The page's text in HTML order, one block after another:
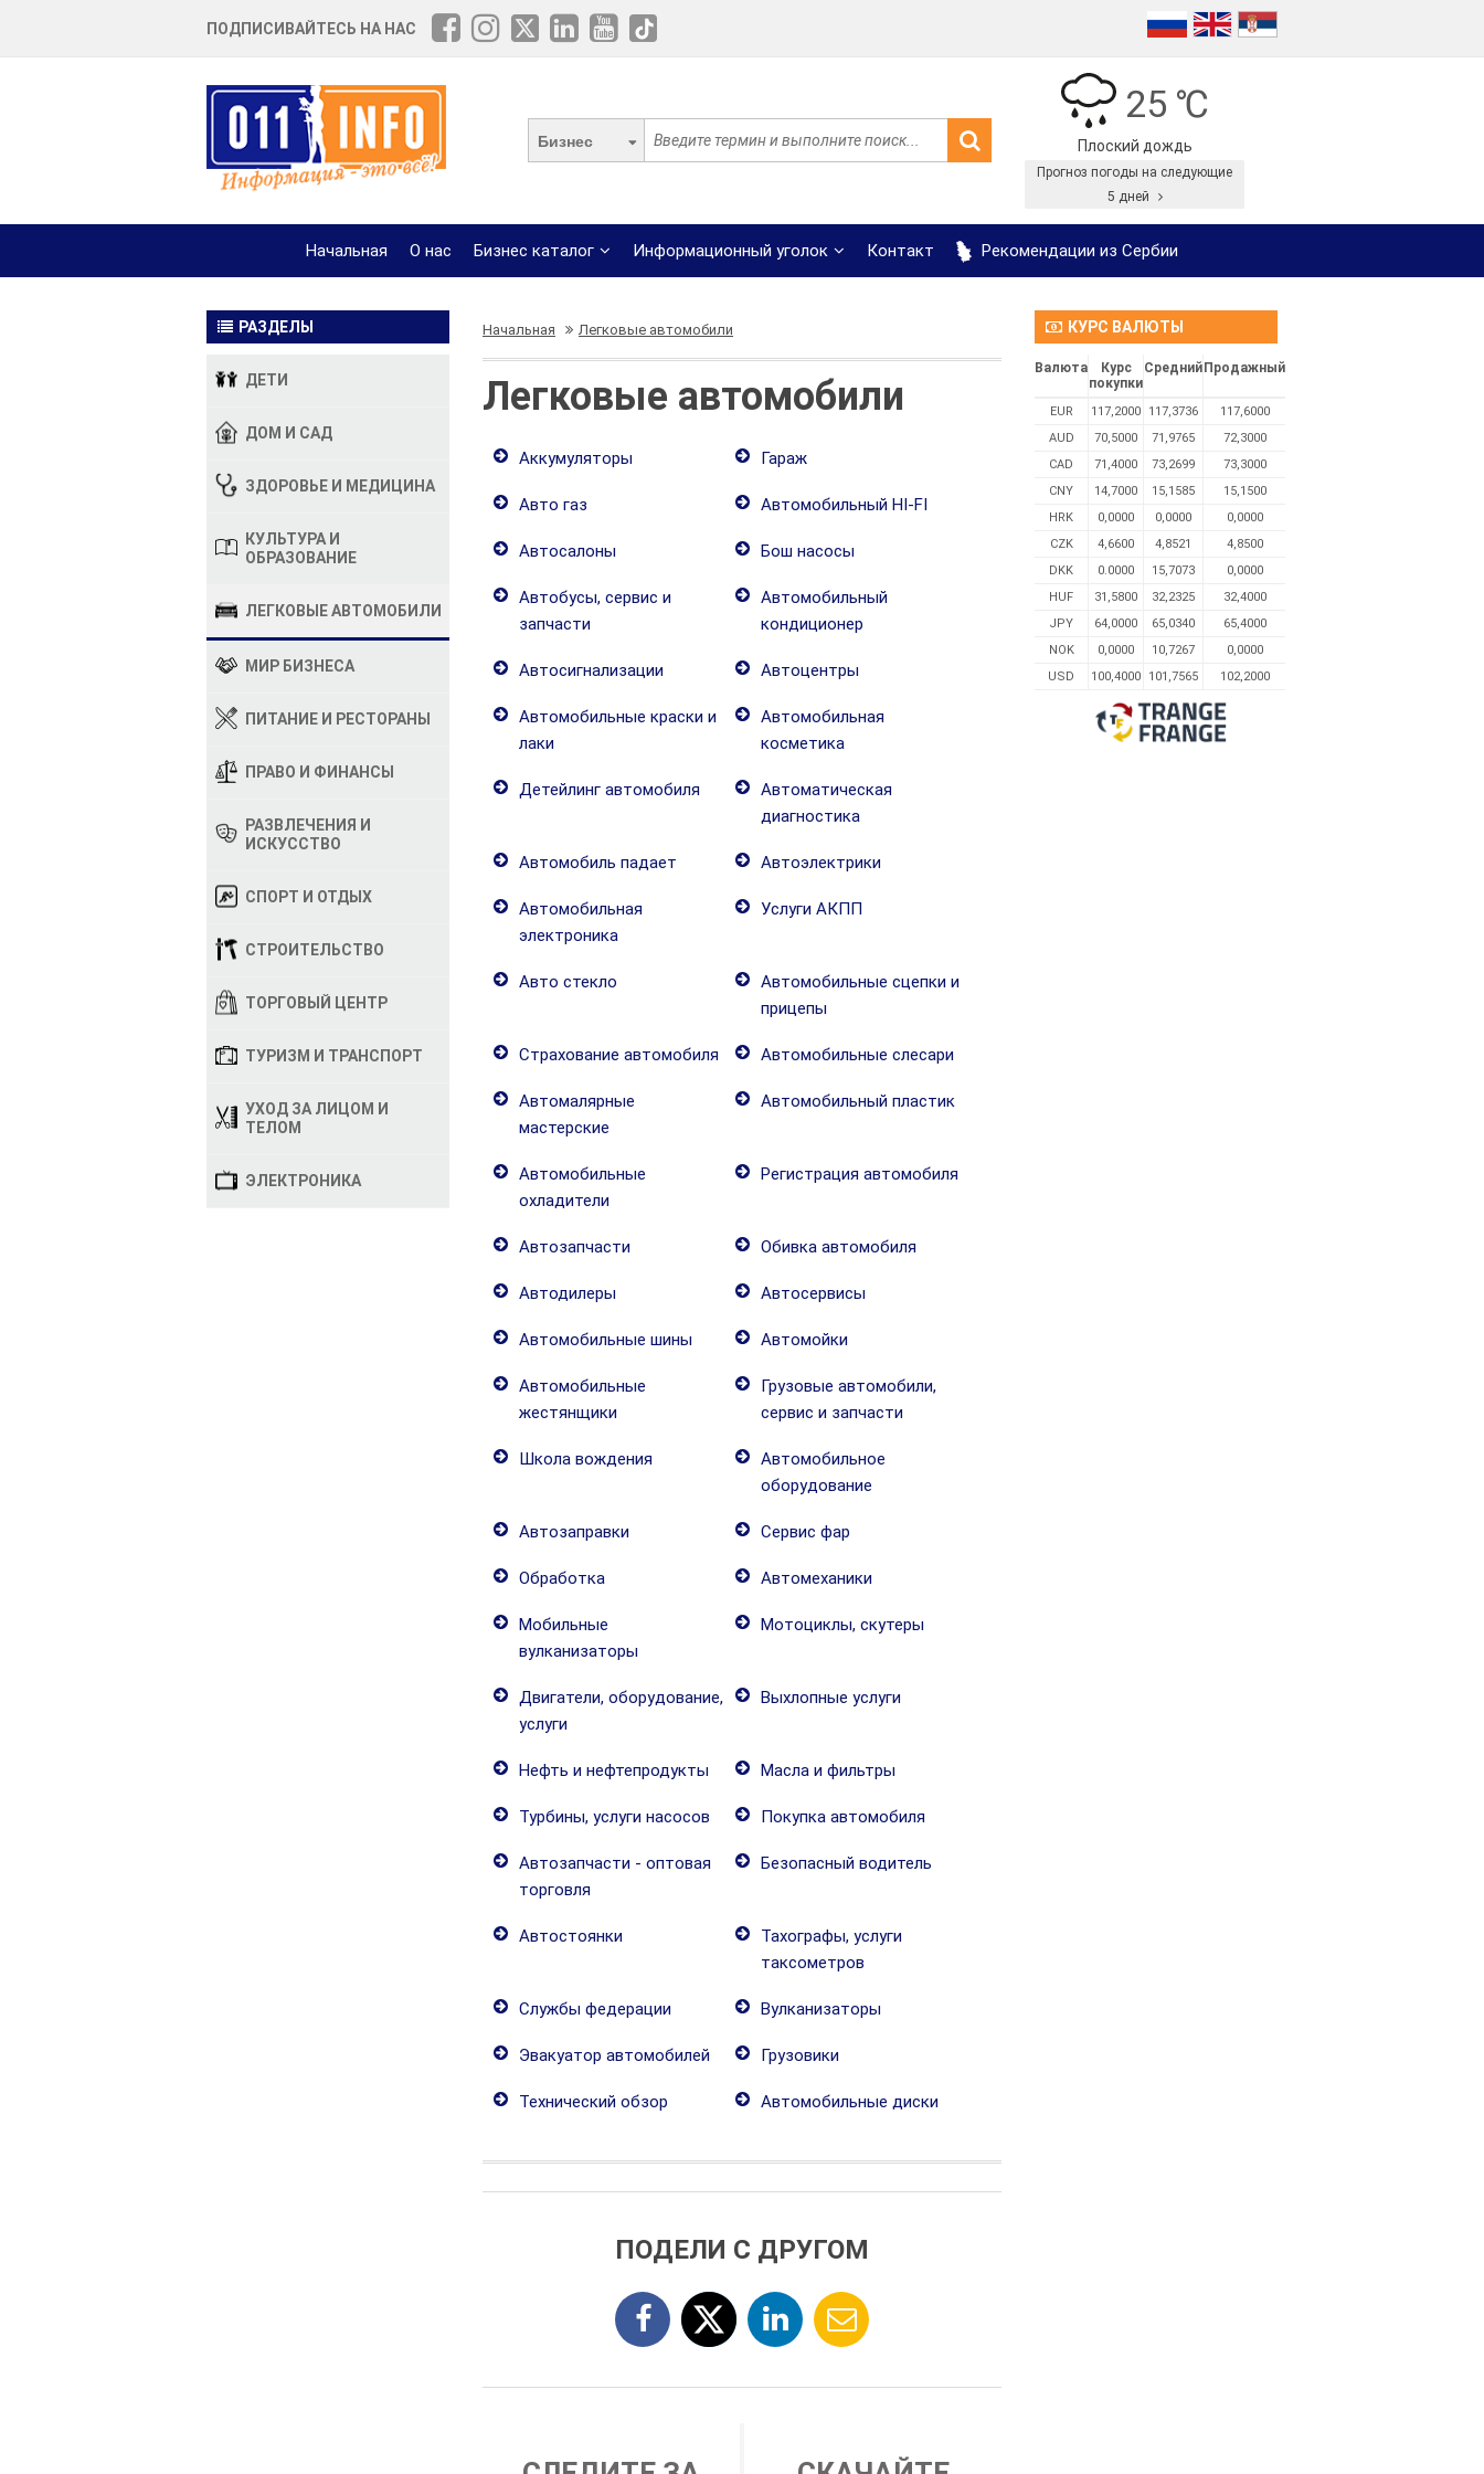
ПОДПИСИВАЙТЕСЬ НА НАС
Бизнес
25 ℃
Плоский дождь
Прогноз погоды на следующие
5 дней
Начальная О нас Бизнес каталог Информационный уголок Контакт Рекомендации из Сербии
РАЗДЕЛЫ
ДЕТИ
ДОМ И САД
ЗДОРОВЬЕ И МЕДИЦИНА
КУЛЬТУРА И
ОБРАЗОВАНИЕ
ЛЕГКОВЫЕ АВТОМОБИЛИ
МИР БИЗНЕСА
ПИТАНИЕ И РЕСТОРАНЫ
ПРАВО И ФИНАНСЫ
РАЗВЛЕЧЕНИЯ И
ИСКУССТВО
СПОРТ И ОТДЫХ
СТРОИТЕЛЬСТВО
ТОРГОВЫЙ ЦЕНТР
ТУРИЗМ И ТРАНСПОРТ
УХОД ЗА ЛИЦОМ И
ТЕЛОМ
ЭЛЕКТРОНИКА
Начальная Легковые автомобили
Легковые автомобили
Аккумуляторы Гараж
Авто газ Автомобильный HI-FI
Автосалоны Бош насосы
Автобусы, сервис и
запчасти
Автомобильный
кондиционер
Автосигнализации Автоцентры
Автомобильные краски и
лаки
Автомобильная
косметика
Детейлинг автомобиля
Автоматическая
диагностика
Автомобиль падает Автоэлектрики
Автомобильная
электроника
Услуги АКПП
Авто стекло
Автомобильные сцепки и
прицепы
Страхование автомобиля Автомобильные слесари
Автомалярные
мастерские
Автомобильный пластик
Автомобильные
охладители
Регистрация автомобиля
Автозапчасти Обивка автомобиля
Автодилеры Автосервисы
Автомобильные шины Автомойки
Автомобильные
жестянщики
Грузовые автомобили,
сервис и запчасти
Школа вождения
Автомобильное
оборудование
Автозаправки Сервис фар
Обработка Автомеханики
Мобильные
вулканизаторы
Мотоциклы, скутеры
Двигатели, оборудование,
услуги
Выхлопные услуги
Нефть и нефтепродукты Масла и фильтры
Турбины, услуги насосов Покупка автомобиля
Автозапчасти - оптовая
торговля
Безопасный водитель
Автостоянки
Тахографы, услуги
таксометров
Службы федерации Вулканизаторы
Эвакуатор автомобилей Грузовики
Технический обзор Автомобильные диски
ПОДЕЛИ С ДРУГОМ
КУРС ВАЛЮТЫ
Валюта
Курс
покупки
Средний Продажный
EUR 117,2000 117,3736
117,6000
AUD
70,5000 71,9765
72,3000
CAD
71,4000 73,2699
73,3000
CNY
14,7000 15,1585
15,1500
HRK
0,0000 0,0000
0,0000
CZK
4,6600 4,8521
4,8500
DKK
0.0000 15,7073
0,0000
HUF
31,5800 32,2325
32,4000
JPY
64,0000 65,0340
65,4000
NOK
0,0000 10,7267
0,0000
USD
100,4000 101,7565 102,2000